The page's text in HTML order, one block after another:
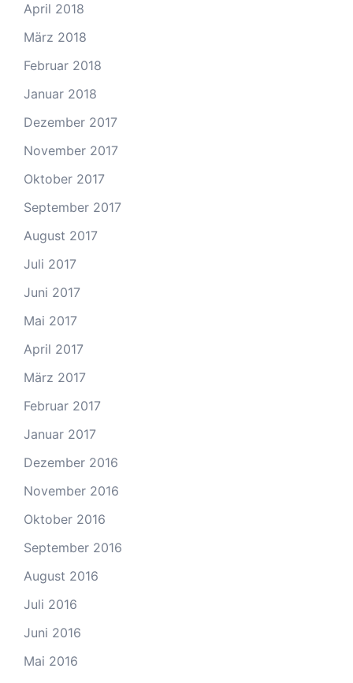
April 2018
März 2018
Februar 2018
Januar 2018
Dezember 2017
November 2017
Oktober 2017
September 2017
August 2017
Juli 2017
Juni 2017
Mai 2017
April 2017
März 2017
Februar 2017
Januar 2017
Dezember 2016
November 2016
Oktober 2016
September 2016
August 2016
Juli 2016
Juni 2016
Mai 2016